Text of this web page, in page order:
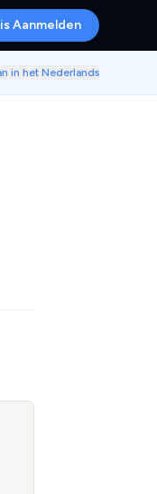
Aanmelden
in het Nederlands